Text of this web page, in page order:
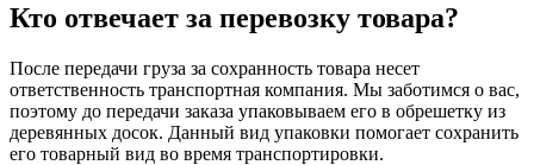
Кто отвечает за перевозку товара?
После передачи груза за сохранность товара несет
ответственность транспортная компания. Мы заботимся о вас,
поэтому до передачи заказа упаковываем его в обрешетку из
деревянных досок. Данный вид упаковки помогает сохранить
его товарный вид во время транспортировки.